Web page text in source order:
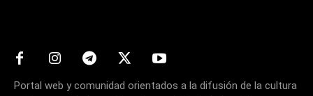
Portal web y comunidad orientados a la difusión de la cultura